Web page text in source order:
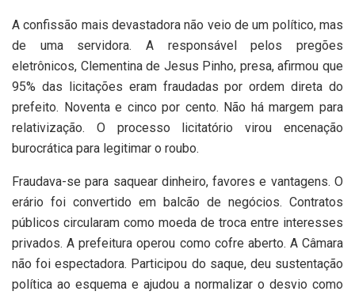
A confissão mais devastadora não veio de um político, mas
de uma servidora. A responsável pelos pregões
eletrônicos, Clementina de Jesus Pinho, presa, afirmou que
95% das licitações eram fraudadas por ordem direta do
prefeito. Noventa e cinco por cento. Não há margem para
relativização. O processo licitatório virou encenação
burocrática para legitimar o roubo.
Fraudava-se para saquear dinheiro, favores e vantagens. O
erário foi convertido em balcão de negócios. Contratos
públicos circularam como moeda de troca entre interesses
privados. A prefeitura operou como cofre aberto. A Câmara
não foi espectadora. Participou do saque, deu sustentação
política ao esquema e ajudou a normalizar o desvio como